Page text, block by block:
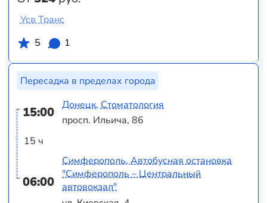
Усв Транс
5
1
Пересадка в пределах города
15:00
15 ч
06:00
Донецк, Стоматология
просп. Ильича, 86
Симферополь, Автобусная остановка
"Симферополь – Центральный
автовокзал"